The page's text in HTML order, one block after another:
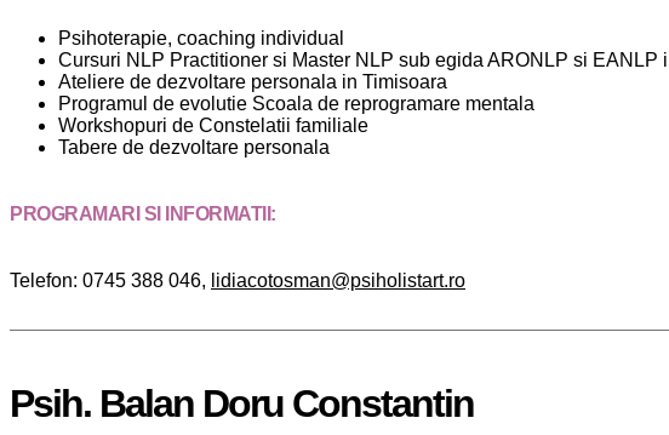
Psihoterapie, coaching individual
Cursuri NLP Practitioner si Master NLP sub egida ARONLP si EANLP
Ateliere de dezvoltare personala in Timisoara
Programul de evolutie Scoala de reprogramare mentala
Workshopuri de Constelatii familiale
Tabere de dezvoltare personala
PROGRAMARI SI INFORMATII:
Telefon: 0745 388 046, lidiacotosman@psiholistart.ro
Psih. Balan Doru Constantin